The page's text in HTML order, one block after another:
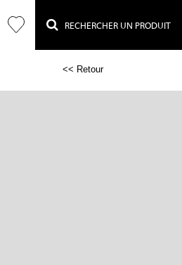
RECHERCHER UN PRODUIT
<< Retour